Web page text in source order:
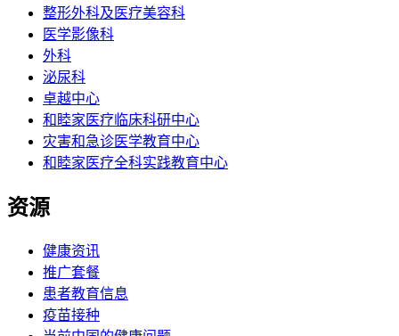
整形外科及医疗美容科
医学影像科
外科
泌尿科
卓越中心
和睦家医疗临床科研中心
灾害和急诊医学教育中心
和睦家医疗全科实践教育中心
资源
健康资讯
推广套餐
患者教育信息
疫苗接种